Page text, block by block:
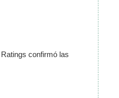
confirmó las